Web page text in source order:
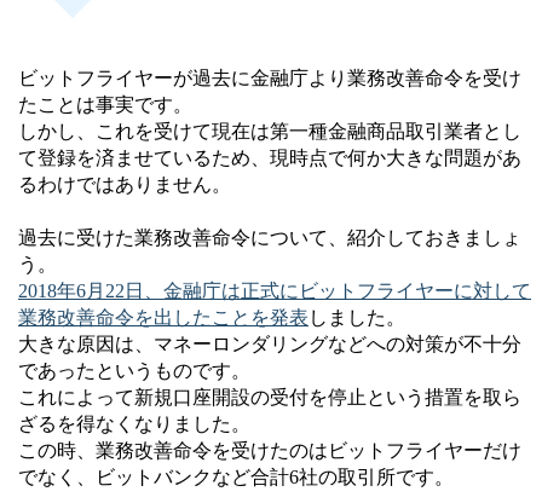
ビットフライヤーが過去に金融庁より業務改善命令を受け
たことは事実です。
しかし、これを受けて現在は第一種金融商品取引業者とし
て登録を済ませているため、現時点で何か大きな問題があ
るわけではありません。
過去に受けた業務改善命令について、紹介しておきましょ
う。
2018年6月22日、金融庁は正式にビットフライヤーに対して
業務改善命令を出したことを発表 しました。
大きな原因は、マネーロンダリングなどへの対策が不十分
であったというものです。
これによって新規口座開設の受付を停止という措置を取ら
ざるを得なくなりました。
この時、業務改善命令を受けたのはビットフライヤーだけ
でなく、ビットバンクなど合計6社の取引所です。